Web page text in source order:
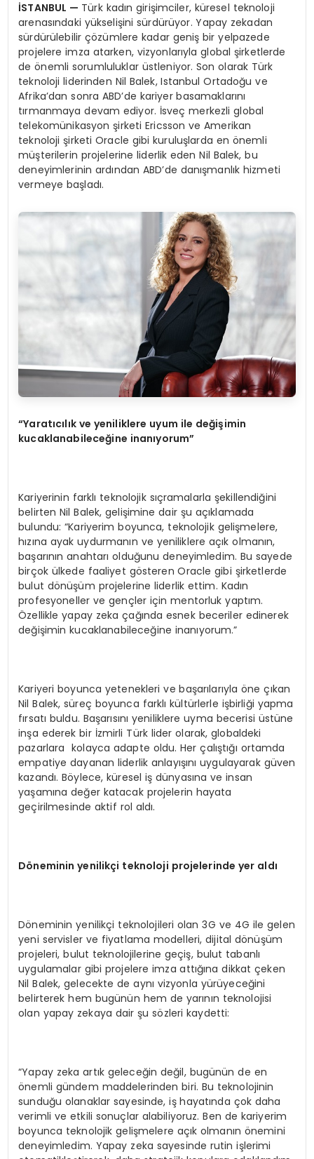
İSTANBUL — Türk kadın girişimciler, küresel teknoloji
arenasındaki yükselişini sürdürüyor. Yapay zekadan
sürdürülebilir çözümlere kadar geniş bir yelpazede
projelere imza atarken, vizyonlarıyla global şirketlerde
de önemli sorumluluklar üstleniyor. Son olarak Türk
teknoloji liderinden Nil Balek, Istanbul Ortadoğu ve
Afrika’dan sonra ABD’de kariyer basamaklarını
tırmanmaya devam ediyor. İsveç merkezli global
telekomünikasyon şirketi Ericsson ve Amerikan
teknoloji şirketi Oracle gibi kuruluşlarda en önemli
müşterilerin projelerine liderlik eden Nil Balek, bu
deneyimlerinin ardından ABD’de danışmanlık hizmeti
vermeye başladı.
“Yaratıcılık ve yeniliklere uyum ile değişimin
kucaklanabileceğine inanıyorum”
Kariyerinin farklı teknolojik sıçramalarla şekillendiğini
belirten Nil Balek, gelişimine dair şu açıklamada
bulundu: “Kariyerim boyunca, teknolojik gelişmelere,
hızına ayak uydurmanın ve yeniliklere açık olmanın,
başarının anahtarı olduğunu deneyimledim. Bu sayede
birçok ülkede faaliyet gösteren Oracle gibi şirketlerde
bulut dönüşüm projelerine liderlik ettim. Kadın
profesyoneller ve gençler için mentorluk yaptım.
Özellikle yapay zeka çağında esnek beceriler edinerek
değişimin kucaklanabileceğine inanıyorum.”
Kariyeri boyunca yetenekleri ve başarılarıyla öne çıkan
Nil Balek, süreç boyunca farklı kültürlerle işbirliği yapma
fırsatı buldu. Başarısını yeniliklere uyma becerisi üstüne
inşa ederek bir İzmirli Türk lider olarak, globaldeki
pazarlara kolayca adapte oldu. Her çalıştığı ortamda
empatiye dayanan liderlik anlayışını uygulayarak güven
kazandı. Böylece, küresel iş dünyasına ve insan
yaşamına değer katacak projelerin hayata
geçirilmesinde aktif rol aldı.
Döneminin yenilikçi teknoloji projelerinde yer aldı
Döneminin yenilikçi teknolojileri olan 3G ve 4G ile gelen
yeni servisler ve fiyatlama modelleri, dijital dönüşüm
projeleri, bulut teknolojilerine geçiş, bulut tabanlı
uygulamalar gibi projelere imza attığına dikkat çeken
Nil Balek, gelecekte de aynı vizyonla yürüyeceğini
belirterek hem bugünün hem de yarının teknolojisi
olan yapay zekaya dair şu sözleri kaydetti:
“Yapay zeka artık geleceğin değil, bugünün de en
önemli gündem maddelerinden biri. Bu teknolojinin
sunduğu olanaklar sayesinde, iş hayatında çok daha
verimli ve etkili sonuçlar alabiliyoruz. Ben de kariyerim
boyunca teknolojik gelişmelere açık olmanın önemini
deneyimledim. Yapay zeka sayesinde rutin işlerimi